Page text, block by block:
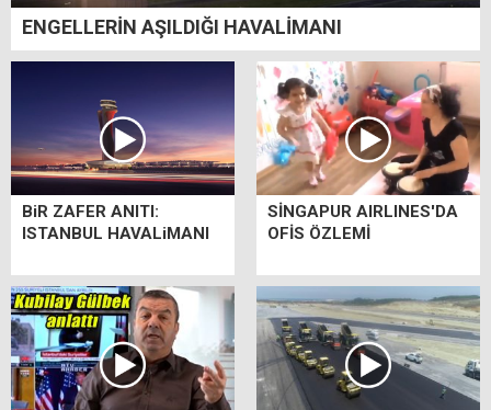
ENGELLERİN AŞILDIĞI HAVALİMANI
BiR ZAFER ANITI:
ISTANBUL HAVALiMANI
SİNGAPUR AIRLINES'DA
OFİS ÖZLEMİ